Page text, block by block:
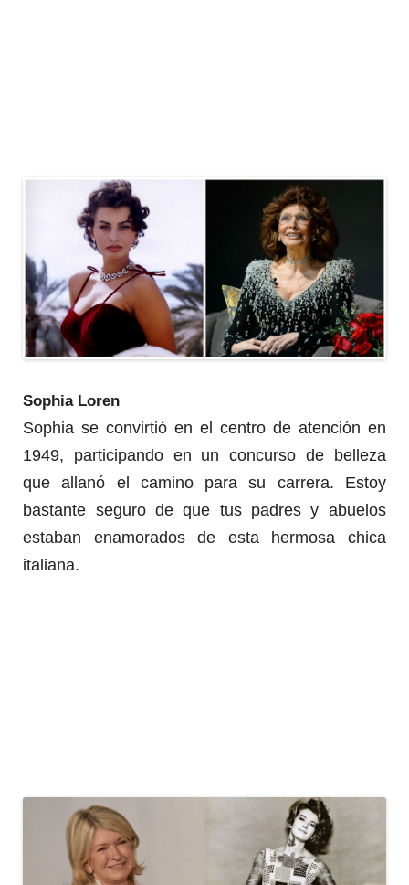
Sophia Loren
Sophia se convirtió en el centro de atención en
1949, participando en un concurso de belleza
que allanó el camino para su carrera. Estoy
bastante seguro de que tus padres y abuelos
estaban enamorados de esta hermosa chica
italiana.